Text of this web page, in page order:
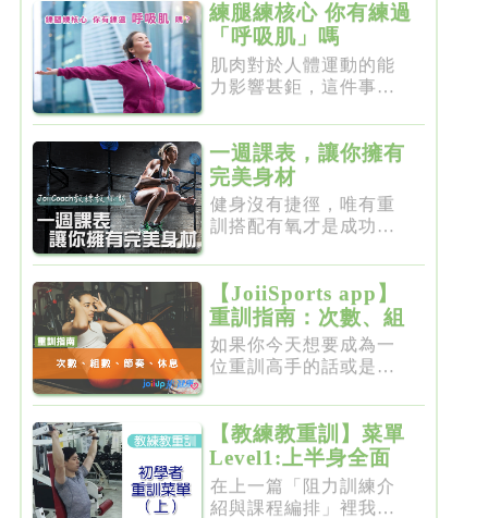
練腿練核心 你有練過
「呼吸肌」嗎
肌肉對於人體運動的能
力影響甚鉅，這件事一
一週課表，讓你擁有
完美身材
健身沒有捷徑，唯有重
訓搭配有氧才是成功的
【JoiiSports app】
重訓指南：次數、組
數、節奏、休息
如果你今天想要成為一
位重訓高手的話或是想
【教練教重訓】菜單
Level1:上半身全面
增肌雕塑
在上一篇「阻力訓練介
紹與課程編排」裡我們